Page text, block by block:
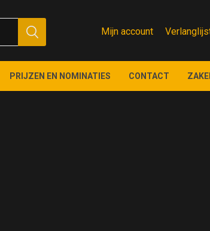
Mijn account
PRIJZEN EN NOMINATIES CONTACT